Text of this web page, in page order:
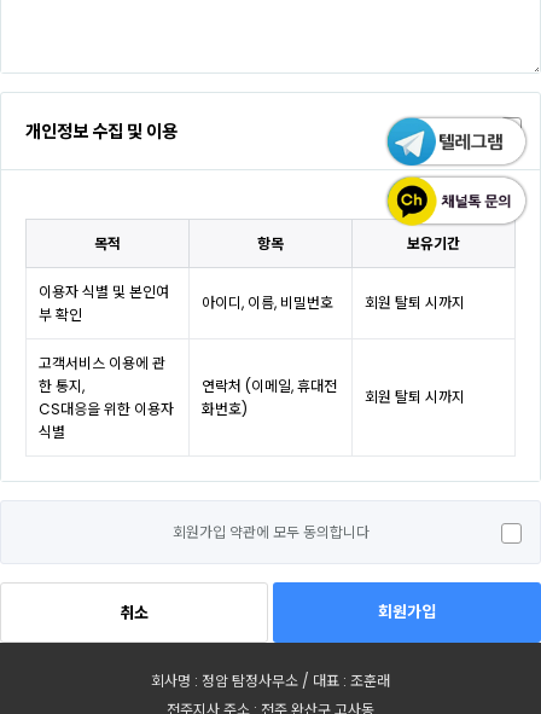
개인정보 수집 및 이용
목적 항목 보유기간
이용자 식별 및 본인여
부 확인
아이디, 이름, 비밀번호 회원 탈퇴 시까지
고객서비스 이용에 관
한 통지,
CS대응을 위한 이용자
식별
연락처 (이메일, 휴대전
화번호)
회원 탈퇴 시까지
회원가입 약관에 모두 동의합니다
취소 회원가입
회사명 : 정암 탐정사무소 / 대표 : 조훈래
전주지사 주소 : 전주 완산구 고사동